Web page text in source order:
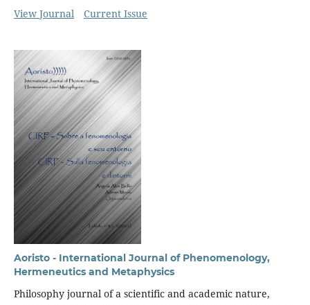
View Journal Current Issue
Aoristo - International Journal of Phenomenology,
Hermeneutics and Metaphysics
Philosophy journal of a scientific and academic nature,